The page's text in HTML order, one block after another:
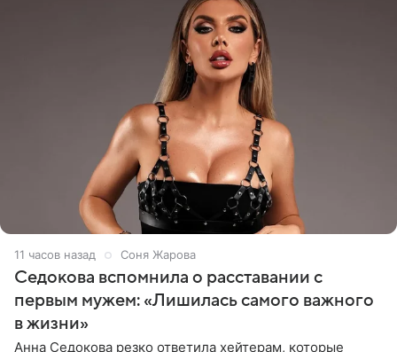
11 часов назад Соня Жарова
Седокова вспомнила о расставании с
первым мужем: «Лишилась самого важного
в жизни»
Анна Седокова резко ответила хейтерам, которые